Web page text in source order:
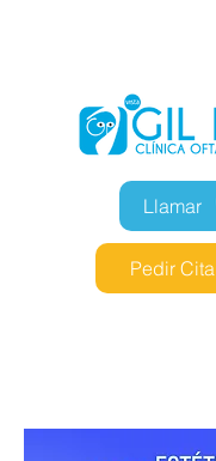
Llamar
Pedir Cita